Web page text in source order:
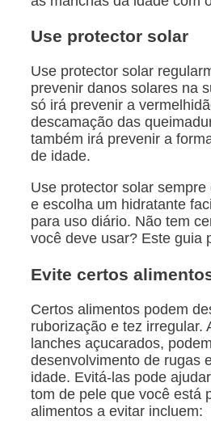
Use protector solar
Use protector solar
prevenir danos solares na
só irá prevenir a
descamação das
também irá prevenir a
de idade.
Use protector solar
e escolha um hidratante
para uso diário. Não tem
você deve usar? Este guia
Evite certos
Certos alimentos podem
ruborização e tez irregular.
lanches açucarados,
desenvolvimento de rugas
idade. Evitá-las pode
tom de pele que você está
alimentos a evitar incluem: